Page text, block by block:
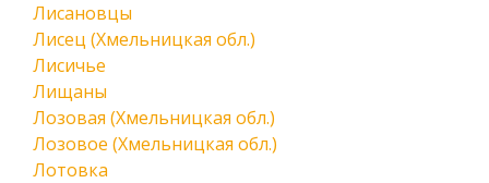
Лисановцы
Лисец (Хмельницкая обл.)
Лисичье
Лищаны
Лозовая (Хмельницкая обл.)
Лозовое (Хмельницкая обл.)
Лотовка